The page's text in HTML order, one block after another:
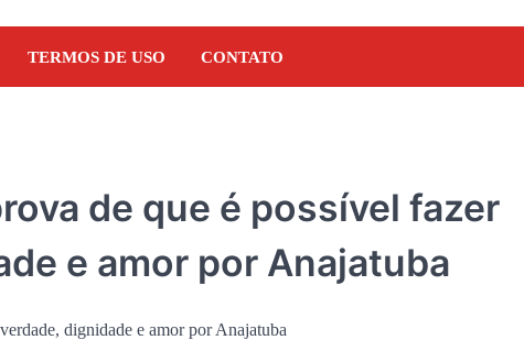
TERMOS DE USO CONTATO
de que é possível fazer
e amor por Anajatuba